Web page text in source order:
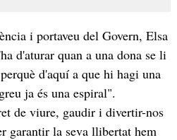
i portaveu del Govern, Elsa
d'aturar quan a una dona se li
d'aquí a que hi hagi una
ja és una espiral".
de viure, gaudir i divertir-nos
garantir la seva llibertat hem